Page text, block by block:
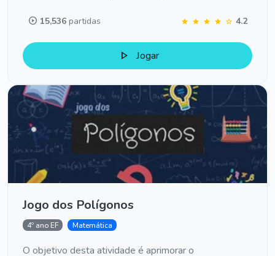
play_circle 15,536 partidas star star star star star 4.2
play_arrow Jogar
Jogo dos Polígonos
4º ano EF Matemática
O objetivo desta atividade é aprimorar o